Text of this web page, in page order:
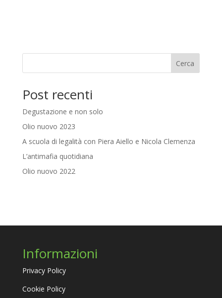
Cerca
Post recenti
Degustazione e non solo
Olio nuovo 2023
A scuola di legalità con Piera Aiello e Nicola Clemenza
L’antimafia quotidiana
Olio nuovo 2022
Informazioni
Privacy Policy
Cookie Policy